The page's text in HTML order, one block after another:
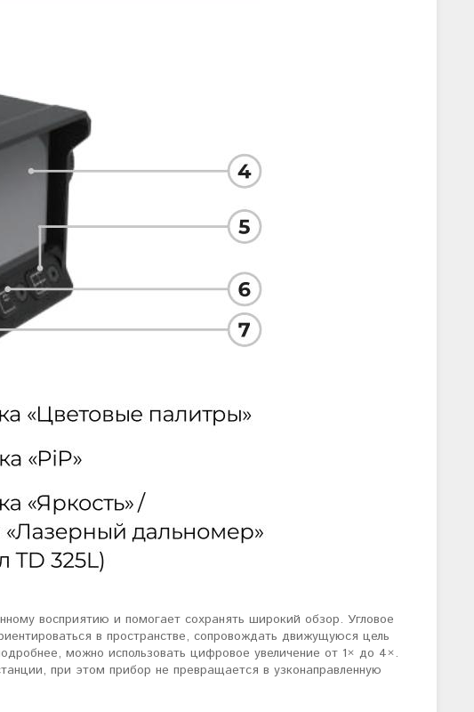
восприятию и помогает сохранять широкий обзор. Угловое
в пространстве, сопровождать движущуюся цель
можно использовать цифровое увеличение от 1× до 4×.
при этом прибор не превращается в узконаправленную